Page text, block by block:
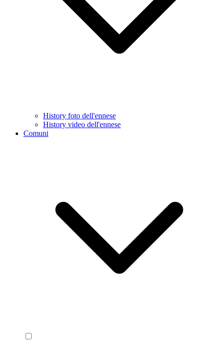
History foto dell'ennese
History video dell'ennese
Comuni